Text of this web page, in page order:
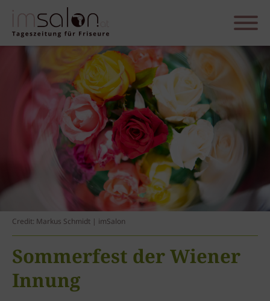
Credit: Markus Schmidt | imSalon
Sommerfest der Wiener
Innung